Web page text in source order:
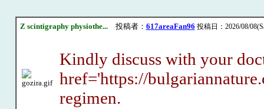
Z scintigraphy physiothe...投稿者： 617areaFan96 投稿日：2026/08/
Kindly discuss with your
href='https://
regimen.